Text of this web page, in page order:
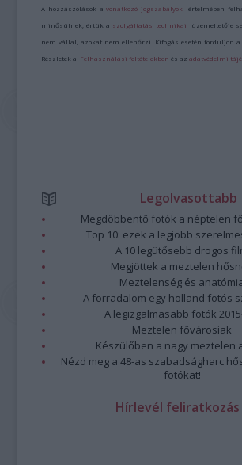
A hozzászólások avonatkozó jogszabályok értelmében
minősülnek, értük a szolgáltatás technikai üzemeltetője
nem vállal, azokat nem ellenőrzi. Kifogás esetén forduljon a
Részletek a Felhasználási feltételekben és azadatvédelmi
Legolvasottabb
Megdöbbentő fotók a néptelen
Top 10: ezek a legjobb
A 10 legütősebb drogos
Megjöttek a meztelen
Meztelenség és
A forradalom egy holland fotós
A legizgalmasabb fotók
Meztelen fővárosiak
Készülőben a nagy meztelen
Nézd meg a 48-as szabadságharc
fotókat!
Hírlevél feliratkozás